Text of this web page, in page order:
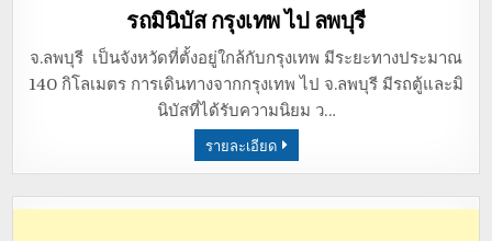
in
รถมินิบัส กรุงเทพ ไป ลพบุรี
จ.ลพบุรี เป็นจังหวัดที่ตั้งอยู่ใกล้กับกรุงเทพ มีระยะทางประมาณ
140 กิโลเมตร การเดินทางจากกรุงเทพ ไป จ.ลพบุรี มีรถตู้และมิ
นิบัสที่ได้รับความนิยม ว…
รายละเอียด